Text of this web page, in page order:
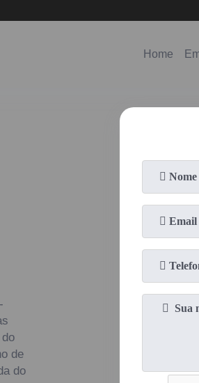
Home
de
do